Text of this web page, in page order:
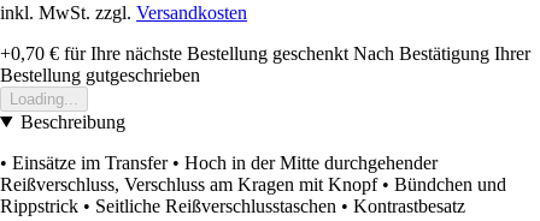
inkl. MwSt. zzgl. Versandkosten
+0,70 € für Ihre nächste Bestellung geschenkt Nach Bestätigung Ihrer
Bestellung gutgeschrieben
Loading...
Beschreibung
• Einsätze im Transfer • Hoch in der Mitte durchgehender
Reißverschluss, Verschluss am Kragen mit Knopf • Bündchen und
Rippstrick • Seitliche Reißverschlusstaschen • Kontrastbesatz